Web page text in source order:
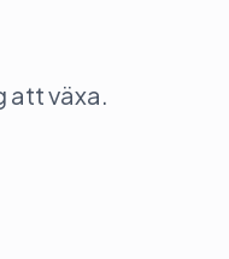
att växa.